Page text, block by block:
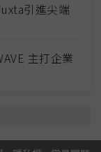
引進尖端
主打企業